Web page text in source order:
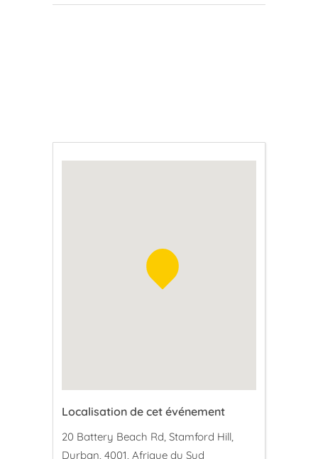
Localisation de cet événement
20 Battery Beach Rd, Stamford Hill,
Durban, 4001, Afrique du Sud